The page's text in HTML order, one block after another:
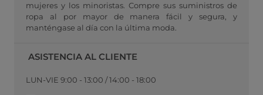
mujeres y los minoristas. Compre sus suministros de
ropa al por mayor de manera fácil y segura, y
manténgase al día con la última moda.
ASISTENCIA AL CLIENTE
LUN-VIE 9:00 - 13:00 / 14:00 - 18:00